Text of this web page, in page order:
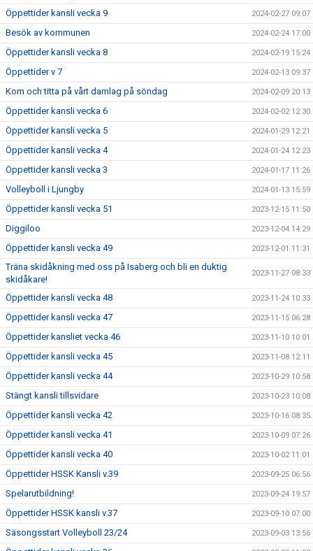
Öppettider kansli vecka 9 2024-02-27 09:07
Besök av kommunen 2024-02-24 17:00
Öppettider kansli vecka 8 2024-02-19 15:24
Öppettider v 7 2024-02-13 09:37
Kom och titta på vårt damlag på söndag 2024-02-09 20:13
Öppettider kansli vecka 6 2024-02-02 12:30
Öppettider kansli vecka 5 2024-01-29 12:21
Öppettider kansli vecka 4 2024-01-24 12:23
Öppettider kansli vecka 3 2024-01-17 11:26
Volleyboll i Ljungby 2024-01-13 15:59
Öppettider kansli vecka 51 2023-12-15 11:50
Diggiloo 2023-12-04 14:29
Öppettider kansli vecka 49 2023-12-01 11:31
Träna skidåkning med oss på Isaberg och bli en duktig
skidåkare!
2023-11-27 08:33
Öppettider kansli vecka 48 2023-11-24 10:33
Öppettider kansli vecka 47 2023-11-15 06:28
Öppettider kansliet vecka 46 2023-11-10 10:01
Öppettider kansli vecka 45 2023-11-08 12:11
Öppettider kansli vecka 44 2023-10-29 10:58
Stängt kansli tillsvidare 2023-10-23 10:08
Öppettider kansli vecka 42 2023-10-16 08:35
Öppettider kansli vecka 41 2023-10-09 07:26
Öppettider kansli vecka 40 2023-10-02 11:01
Öppettider HSSK Kansli v.39 2023-09-25 06:56
Spelarutbildning! 2023-09-24 19:57
Öppettider HSSK kansli v.37 2023-09-10 07:00
Säsongsstart Volleyboll 23/24 2023-09-03 13:56